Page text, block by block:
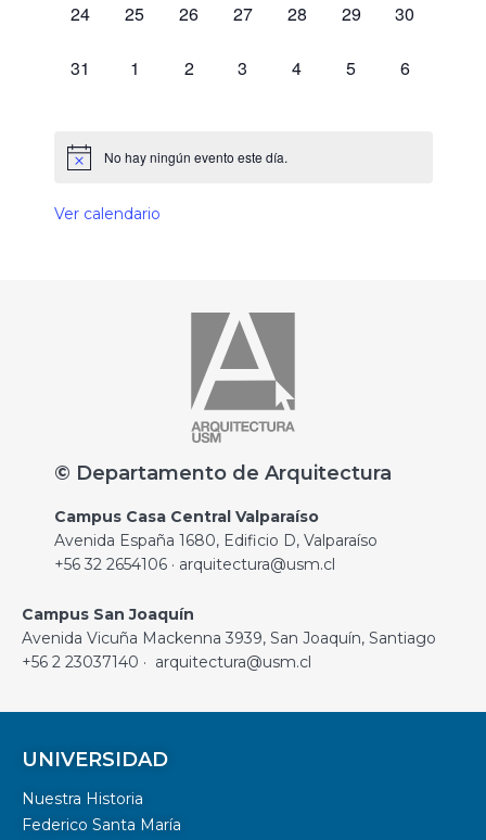
0 eventos,
24 0 eventos,
25 0 eventos,
26 0 eventos,
27 0 eventos,
28 0 eventos,
29 0 eventos,
30
0 eventos,
31 0 eventos,
1 0 eventos,
2 0 eventos,
3 0 eventos,
4 0 eventos,
5 0 eventos,
6
No hay ningún evento este día.
Ver calendario
© Departamento de Arquitectura
Campus Casa Central Valparaíso
Avenida España 1680, Edificio D, Valparaíso
+56 32 2654106 · arquitectura@usm.cl
Campus San Joaquín
Avenida Vicuña Mackenna 3939, San Joaquín, Santiago
+56 2 23037140 · arquitectura@usm.cl
UNIVERSIDAD
Nuestra Historia
Federico Santa María